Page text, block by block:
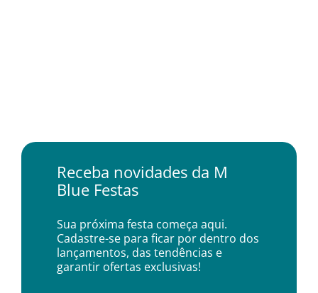
Receba novidades da M
Blue Festas
Sua próxima festa começa aqui.
Cadastre-se para ficar por dentro dos
lançamentos, das tendências e
garantir ofertas exclusivas!